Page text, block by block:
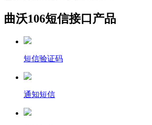
曲沃106短信接口产品
短信验证码
通知短信